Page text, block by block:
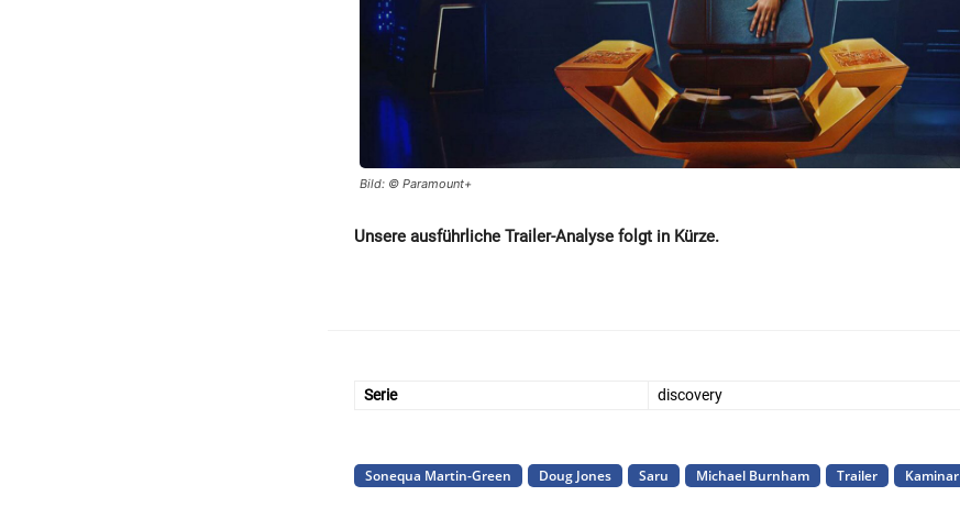
Bild: © Paramount+
Unsere ausführliche Trailer-Analyse folgt in Kürze.
Serie discovery
Sonequa Martin-Green Doug Jones Saru Michael Burnham Trailer Kaminar